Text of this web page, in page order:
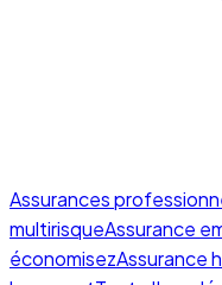
Assurances
multirisqueAssurance
économisezAssurance